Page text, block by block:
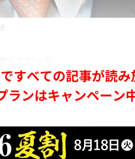
べての記事が読み放
ランはキャンペーン